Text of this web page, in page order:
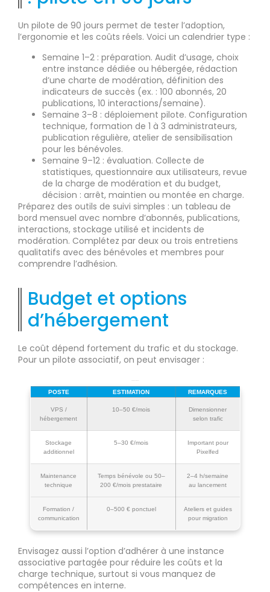
Un pilote de 90 jours permet de tester l’adoption,
l’ergonomie et les coûts réels. Voici un calendrier type :
Semaine 1–2 : préparation. Audit d’usage, choix
entre instance dédiée ou hébergée, rédaction
d’une charte de modération, définition des
indicateurs de succès (ex. : 100 abonnés, 20
publications, 10 interactions/semaine).
Semaine 3–8 : déploiement pilote. Configuration
technique, formation de 1 à 3 administrateurs,
publication régulière, atelier de sensibilisation
pour les bénévoles.
Semaine 9–12 : évaluation. Collecte de
statistiques, questionnaire aux utilisateurs, revue
de la charge de modération et du budget,
décision : arrêt, maintien ou montée en charge.
Préparez des outils de suivi simples : un tableau de
bord mensuel avec nombre d’abonnés, publications,
interactions, stockage utilisé et incidents de
modération. Complétez par deux ou trois entretiens
qualitatifs avec des bénévoles et membres pour
comprendre l’adhésion.
Budget et options
d’hébergement
Le coût dépend fortement du trafic et du stockage.
Pour un pilote associatif, on peut envisager :
POSTE ESTIMATION REMARQUES
VPS /
hébergement
10–50 €/mois
Dimensionner
selon trafic
Stockage
additionnel
5–30 €/mois
Important pour
Pixelfed
Maintenance
technique
Temps bénévole ou 50–
200 €/mois prestataire
2–4 h/semaine
au lancement
Formation /
communication
0–500 € ponctuel
Ateliers et guides
pour migration
Envisagez aussi l’option d’adhérer à une instance
associative partagée pour réduire les coûts et la
charge technique, surtout si vous manquez de
compétences en interne.